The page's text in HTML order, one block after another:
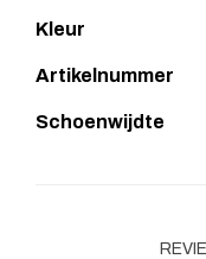
Kleur
Artikelnummer
Schoenwijdte